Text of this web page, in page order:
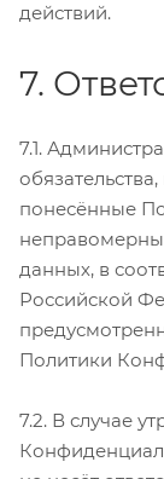
действий.
7.
7.1.
понесённые
данных, в
Российской
Политики
7.2. В случае